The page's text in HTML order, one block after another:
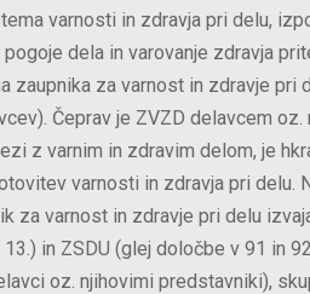
varnosti in zdravja pri delu,
dela in varovanje zdravja
za varnost in zdravje pri
Čeprav je ZVZD delavcem
z varnim in zdravim delom, je
varnosti in zdravja pri delu.
za varnost in zdravje pri delu
in ZSDU (glej določbe v 91 in
oz. njihovimi predstavniki),